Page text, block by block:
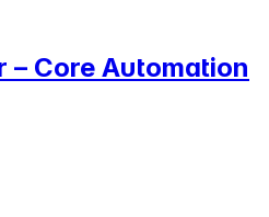
– Core Automation